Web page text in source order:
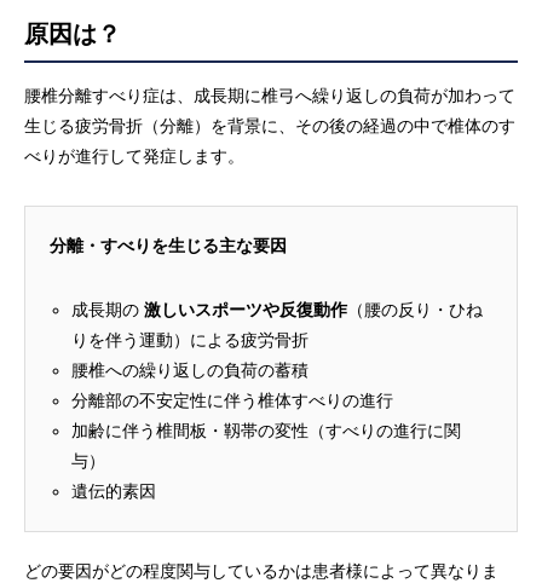
原因は？
腰椎分離すべり症は、成長期に椎弓へ繰り返しの負荷が加わって
生じる疲労骨折（分離）を背景に、その後の経過の中で椎体のす
べりが進行して発症します。
分離・すべりを生じる主な要因
成長期の激しいスポーツや反復動作（腰の反り・ひね
りを伴う運動）による疲労骨折
腰椎への繰り返しの負荷の蓄積
分離部の不安定性に伴う椎体すべりの進行
加齢に伴う椎間板・靱帯の変性（すべりの進行に関
与）
遺伝的素因
どの要因がどの程度関与しているかは患者様によって異なりま